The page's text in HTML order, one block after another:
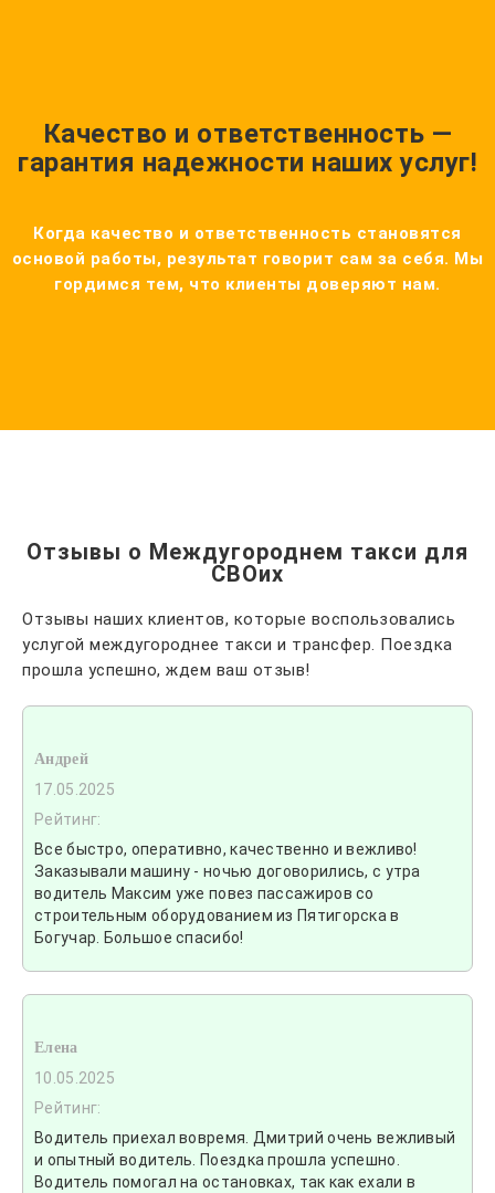
Качество и ответственность —
гарантия надежности наших услуг!
Когда качество и ответственность становятся
основой работы, результат говорит сам за себя. Мы
гордимся тем, что клиенты доверяют нам.
Отзывы о Междугороднем такси для
СВОих
Отзывы наших клиентов, которые воспользовались
услугой междугороднее такси и трансфер. Поездка
прошла успешно, ждем ваш отзыв!
Андрей
17.05.2025
Рейтинг:
Все быстро, оперативно, качественно и вежливо!
Заказывали машину - ночью договорились, с утра
водитель Максим уже повез пассажиров со
строительным оборудованием из Пятигорска в
Богучар. Большое спасибо!
Елена
10.05.2025
Рейтинг:
Водитель приехал вовремя. Дмитрий очень вежливый
и опытный водитель. Поездка прошла успешно.
Водитель помогал на остановках, так как ехали в